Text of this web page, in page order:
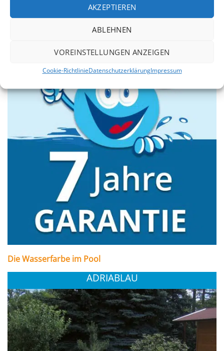
AKZEPTIEREN
ABLEHNEN
VOREINSTELLUNGEN ANZEIGEN
Cookie-RichtlinieDatenschutzerklärungImpressum
Dichtheit der Schweißnähte und gegen Durchrosten
des Stahlmantels.
Die Wasserfarbe im Pool
ADRIABLAU